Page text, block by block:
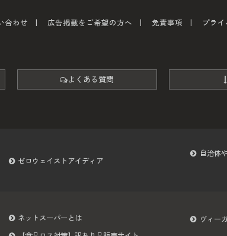
合わせ 広告掲載をご希望の方へ 免責事項 プラ
よくある質問
ゼロウェイストアイディア
自治体
ネットスーパーとは
ヴィー